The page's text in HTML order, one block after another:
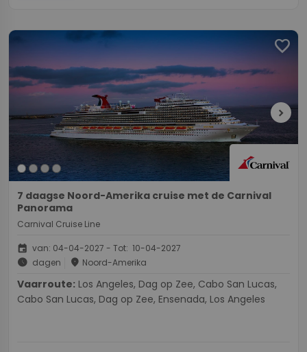
favorite
chevron_right
7 daagse Noord-Amerika cruise met de Carnival
Panorama
Carnival Cruise Line
event van: 04-04-2027 - Tot: 10-04-2027
schedule dagen place Noord-Amerika
Vaarroute:
Cabo San Lucas, Dag op Zee, Ensenada, Los Angeles